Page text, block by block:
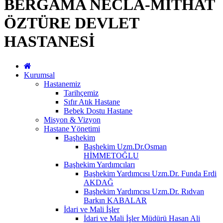
BERGAMA NECLA-MİTHAT
ÖZTÜRE DEVLET
HASTANESİ
Kurumsal
Hastanemiz
Tarihçemiz
Sıfır Atık Hastane
Bebek Dostu Hastane
Misyon & Vizyon
Hastane Yönetimi
Başhekim
Başhekim Uzm.Dr.Osman
HİMMETOĞLU
Başhekim Yardımcıları
Başhekim Yardımcısı Uzm.Dr. Funda Erdi
AKDAĞ
Başhekim Yardımcısı Uzm.Dr. Rıdvan
Barkın KABALAR
İdari ve Mali İşler
İdari ve Mali İşler Müdürü Hasan Ali